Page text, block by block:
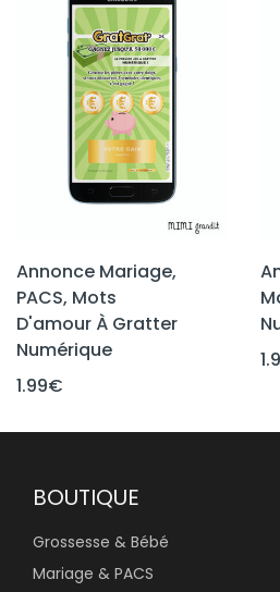
Annonce Mariage,
PACS, Mots
D'amour À Gratter
Numérique
1.99€
BOUTIQUE
Grossesse & Bébé
Mariage & PACS